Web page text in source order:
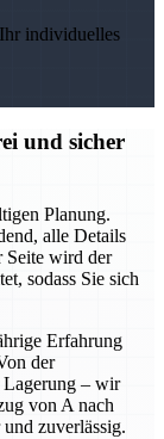
individuelles
und sicher
Planung.
alle Details
Seite wird der
sodass Sie sich
Erfahrung
der
Lagerung – wir
von A nach
zuverlässig.